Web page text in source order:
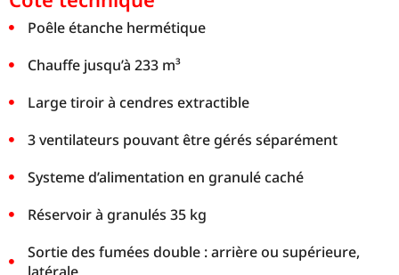
Poêle étanche hermétique
Chauffe jusqu’à 233 m³
Large tiroir à cendres extractible
3 ventilateurs pouvant être gérés séparément
Systeme d’alimentation en granulé caché
Réservoir à granulés 35 kg
Sortie des fumées double : arrière ou supérieure,